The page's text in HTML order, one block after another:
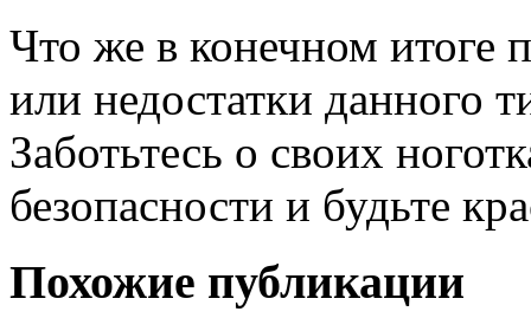
Что же в конечном итоге
или недостатки данного
Заботьтесь о своих
безопасности и будьте
Похожие публикации